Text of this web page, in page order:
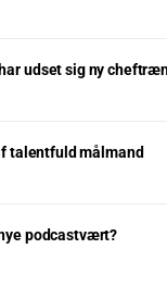
udset sig ny
talentfuld målmand
podcastvært?